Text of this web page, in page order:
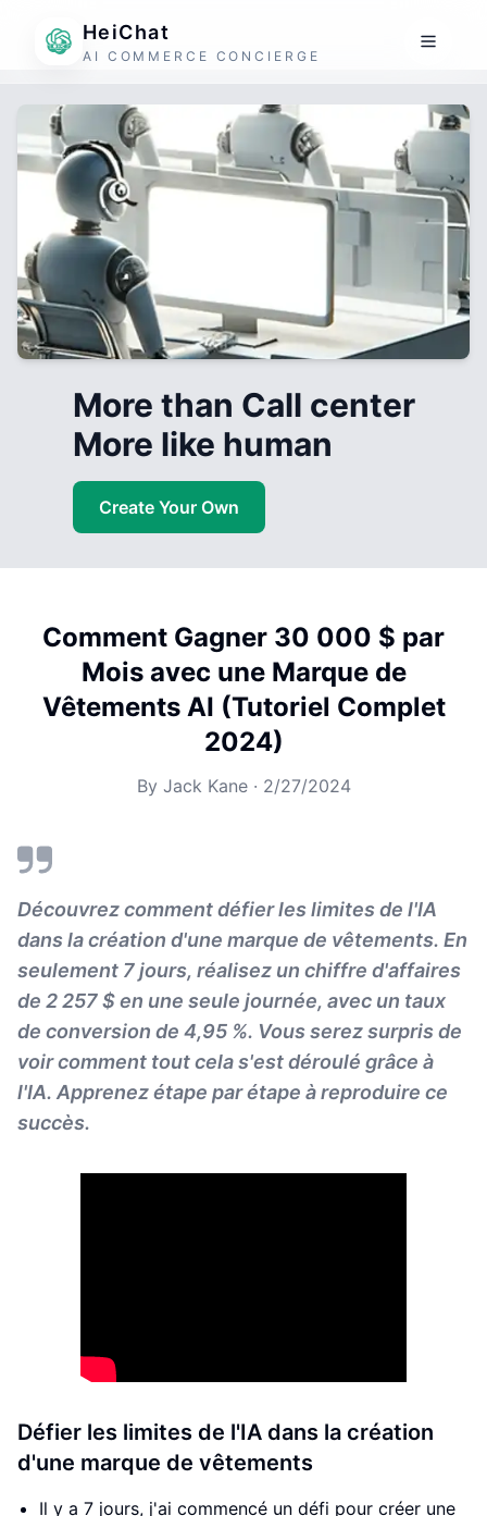
HeiChat
AI COMMERCE CONCIERGE
More than Call center
More like human
Create Your Own
Comment Gagner 30 000 $ par
Mois avec une Marque de
Vêtements AI (Tutoriel Complet
2024)
By Jack Kane· 2/27/2024
Découvrez comment défier les limites de l'IA
dans la création d'une marque de vêtements. En
seulement 7 jours, réalisez un chiffre d'affaires
de 2 257 $ en une seule journée, avec un taux
de conversion de 4,95 %. Vous serez surpris de
voir comment tout cela s'est déroulé grâce à
l'IA. Apprenez étape par étape à reproduire ce
succès.
Défier les limites de l'IA dans la création
d'une marque de vêtements
Il y a 7 jours, j'ai commencé un défi pour créer une